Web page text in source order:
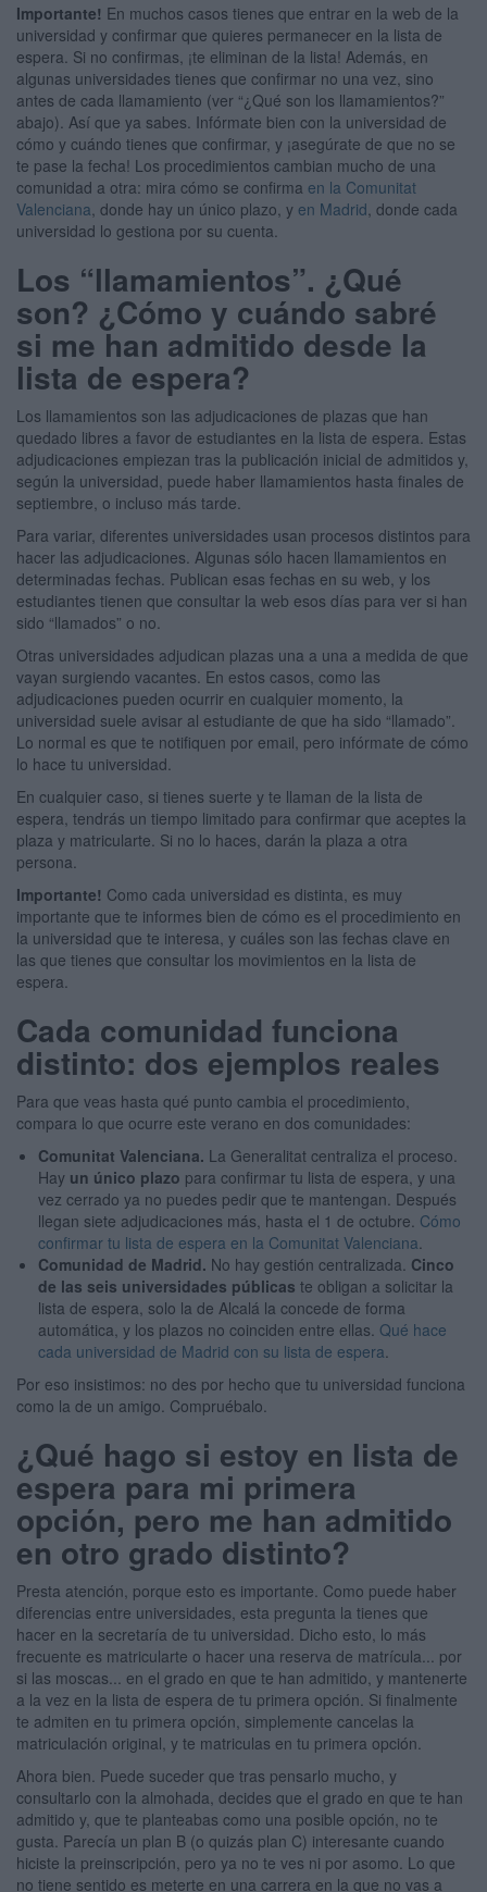
Importante! En muchos casos tienes que entrar en la web de la
universidad y confirmar que quieres permanecer en la lista de
espera. Si no confirmas, ¡te eliminan de la lista! Además, en
algunas universidades tienes que confirmar no una vez, sino
antes de cada llamamiento (ver “¿Qué son los llamamientos?”
abajo). Así que ya sabes. Infórmate bien con la universidad de
cómo y cuándo tienes que confirmar, y ¡asegúrate de que no se
te pase la fecha! Los procedimientos cambian mucho de una
comunidad a otra: mira cómo se confirma en la Comunitat
Valenciana , donde hay un único plazo, y en Madrid , donde cada
universidad lo gestiona por su cuenta.
Los “llamamientos”. ¿Qué
son? ¿Cómo y cuándo sabré
si me han admitido desde la
lista de espera?
Los llamamientos son las adjudicaciones de plazas que han
quedado libres a favor de estudiantes en la lista de espera. Estas
adjudicaciones empiezan tras la publicación inicial de admitidos y,
según la universidad, puede haber llamamientos hasta finales de
septiembre, o incluso más tarde.
Para variar, diferentes universidades usan procesos distintos para
hacer las adjudicaciones. Algunas sólo hacen llamamientos en
determinadas fechas. Publican esas fechas en su web, y los
estudiantes tienen que consultar la web esos días para ver si han
sido “llamados” o no.
Otras universidades adjudican plazas una a una a medida de que
vayan surgiendo vacantes. En estos casos, como las
adjudicaciones pueden ocurrir en cualquier momento, la
universidad suele avisar al estudiante de que ha sido “llamado”.
Lo normal es que te notifiquen por email, pero infórmate de cómo
lo hace tu universidad.
En cualquier caso, si tienes suerte y te llaman de la lista de
espera, tendrás un tiempo limitado para confirmar que aceptes la
plaza y matricularte. Si no lo haces, darán la plaza a otra
persona.
Importante! Como cada universidad es distinta, es muy
importante que te informes bien de cómo es el procedimiento en
la universidad que te interesa, y cuáles son las fechas clave en
las que tienes que consultar los movimientos en la lista de
espera.
Cada comunidad funciona
distinto: dos ejemplos reales
Para que veas hasta qué punto cambia el procedimiento,
compara lo que ocurre este verano en dos comunidades:
Comunitat Valenciana. La Generalitat centraliza el proceso.
Hay un único plazo para confirmar tu lista de espera, y una
vez cerrado ya no puedes pedir que te mantengan. Después
llegan siete adjudicaciones más, hasta el 1 de octubre. Cómo
confirmar tu lista de espera en la Comunitat Valenciana
Comunidad de Madrid. No hay gestión centralizada. Cinco
de las seis universidades públicas te obligan a solicitar la
lista de espera, solo la de Alcalá la concede de forma
automática, y los plazos no coinciden entre ellas. Qué hace
cada universidad de Madrid con su lista de espera
Por eso insistimos: no des por hecho que tu universidad funciona
como la de un amigo. Compruébalo.
¿Qué hago si estoy en lista de
espera para mi primera
opción, pero me han admitido
en otro grado distinto?
Presta atención, porque esto es importante. Como puede haber
diferencias entre universidades, esta pregunta la tienes que
hacer en la secretaría de tu universidad. Dicho esto, lo más
frecuente es matricularte o hacer una reserva de matrícula... por
si las moscas... en el grado en que te han admitido, y mantenerte
a la vez en la lista de espera de tu primera opción. Si finalmente
te admiten en tu primera opción, simplemente cancelas la
matriculación original, y te matriculas en tu primera opción.
Ahora bien. Puede suceder que tras pensarlo mucho, y
consultarlo con la almohada, decides que el grado en que te han
admitido y, que te planteabas como una posible opción, no te
gusta. Parecía un plan B (o quizás plan C) interesante cuando
hiciste la preinscripción, pero ya no te ves ni por asomo. Lo que
no tiene sentido es meterte en una carrera en la que no vas a